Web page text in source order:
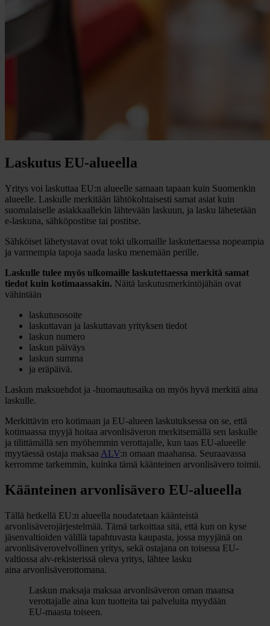
Laskutus EU-alueella
Yritys voi laskuttaa EU:n alueelle samaan tapaan kuin Suomenkin
alueelle. Laskulle merkitään lähtökohtaisesti samat asiat kuin
suomalaiselle asiakkaallekin lähtevään laskuun, ja lasku lähetetään
e-laskuna, sähköpostitse tai postitse.
Sähköiset lähetystavat ovat toki ulkomaille laskutettaessa nopeampia
ja varmempia tapoja saada lasku menemään perille.
Laskulle tulee myös ulkomaille laskutettaessa merkitä samat
tiedot kuin kotimaassakin. Näitä laskutusmerkintöjähän ovat
vähintään
laskutusosoite
laskuttavan ja laskuttavan yrityksen tiedot
laskun numero
laskun päiväys
laskun summa
ja eräpäivä.
Laskun maksuehdot ja -huomautusaika on myös hyvä merkitä aina
laskulle.
Merkittävin ero kotimaan ja EU-alueen laskutuksessa on se, että
kotimaassa myyjä hoitaa arvonlisäveron merkitsemällä sen laskulle
ja tilittämällä sen myöhemmin verottajalle, kun taas EU-alueelle
myytäessä ostaja maksaa ALV:n omaan maahansa. Seuraavassa
kerromme tarkemmin, kuinka tämä käänteinen arvonlisävero toimii.
Käänteinen arvonlisävero EU-alueella
Tällä hetkellä EU:n alueella noudatetaan käänteistä
arvonlisäverojärjestelmää. Tämä tarkoittaa sitä, että kun on kyse
jäsenvaltioiden välillä tapahtuvasta kaupasta, jossa myyjänä on
arvonlisäverovelvollinen yritys, sekä ostajana on toisessa EU-
valtiossa alv-rekisterissä oleva yritys, lähtee lasku
aina arvonlisäverottomana.
Laskun maksaja maksaa arvonlisäveron oman maansa
verottajalle aina kun tuotteita tai palveluita myydään
EU-maasta toiseen.